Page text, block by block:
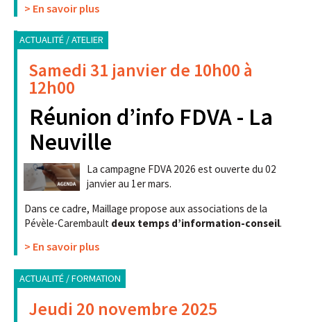
> En savoir plus
ACTUALITÉ / ATELIER
Samedi 31 janvier de 10h00 à
12h00
Réunion d’info FDVA - La
Neuville
La campagne FDVA 2026 est ouverte du 02
janvier au 1er mars.
Dans ce cadre, Maillage propose aux associations de la
Pévèle-Carembault deux temps d’information-conseil.
> En savoir plus
ACTUALITÉ / FORMATION
Jeudi 20 novembre 2025